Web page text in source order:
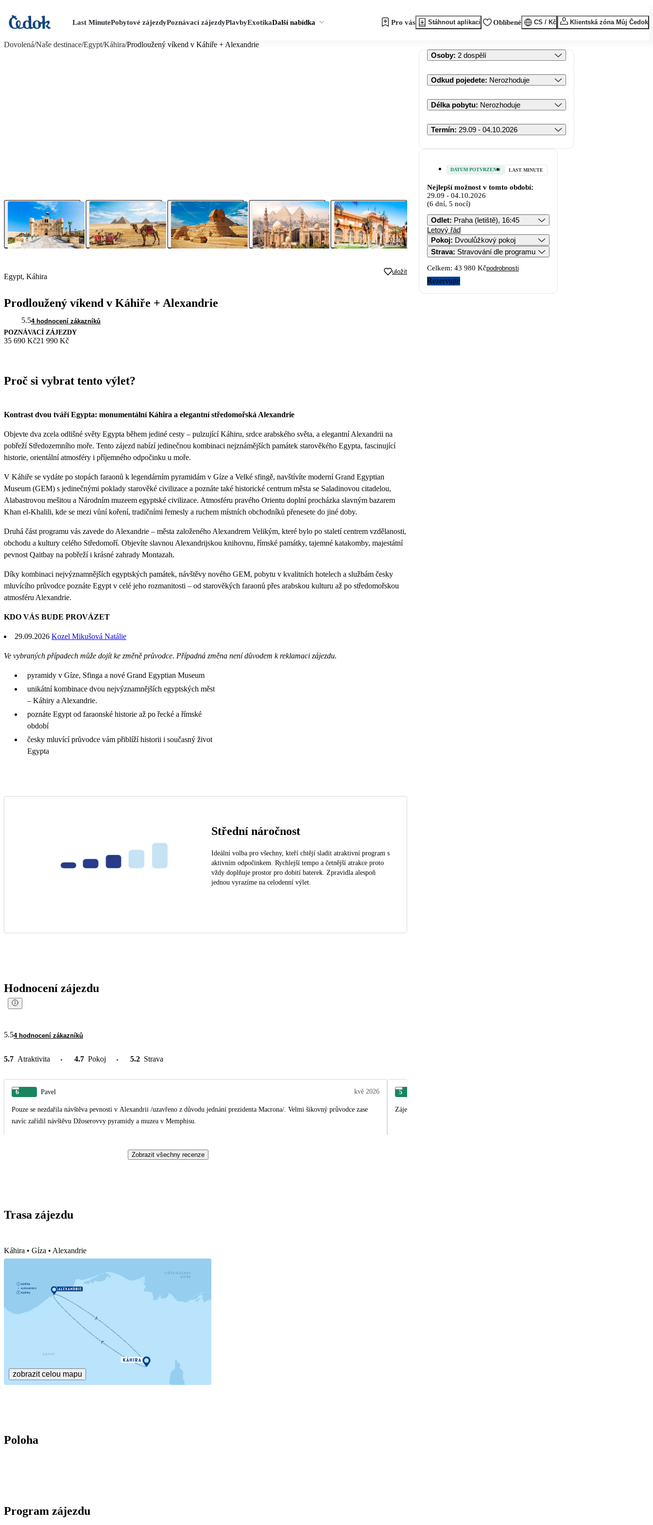
Last MinutePobytové zájezdyPoznávací zájezdyPlavbyExotikaDalší nabídka Pro vás Stáhnout aplikaci Oblíbené CS / Kč Klientská zóna Můj Čedok
Dovolená/Naše destinace/Egypt/Káhira/Prodloužený víkend v Káhiře + Alexandrie
Egypt, Káhira
uložit
Prodloužený víkend v Káhiře + Alexandrie
5.54 hodnocení zákazníků
POZNÁVACÍ ZÁJEZDY
35 690 Kč21 990 Kč
Proč si vybrat tento výlet?
Kontrast dvou tváří Egypta: monumentální Káhira a elegantní středomořská Alexandrie
Objevte dva zcela odlišné světy Egypta během jediné cesty – pulzující Káhiru, srdce arabského světa, a elegantní Alexandrii na
pobřeží Středozemního moře. Tento zájezd nabízí jedinečnou kombinaci nejznámějších památek starověkého Egypta, fascinující
historie, orientální atmosféry i příjemného odpočinku u moře.
V Káhiře se vydáte po stopách faraonů k legendárním pyramidám v Gíze a Velké sfingě, navštívíte moderní Grand Egyptian
Museum (GEM) s jedinečnými poklady starověké civilizace a poznáte také historické centrum města se Saladinovou citadelou,
Alabastrovou mešitou a Národním muzeem egyptské civilizace. Atmosféru pravého Orientu doplní procházka slavným bazarem
Khan el-Khalili, kde se mezi vůní koření, tradičními řemesly a ruchem místních obchodníků přenesete do jiné doby.
Druhá část programu vás zavede do Alexandrie – města založeného Alexandrem Velikým, které bylo po staletí centrem vzdělanosti,
obchodu a kultury celého Středomoří. Objevíte slavnou Alexandrijskou knihovnu, římské památky, tajemné katakomby, majestátní
pevnost Qaitbay na pobřeží i krásné zahrady Montazah.
Díky kombinaci nejvýznamnějších egyptských památek, návštěvy nového GEM, pobytu v kvalitních hotelech a službám česky
mluvícího průvodce poznáte Egypt v celé jeho rozmanitosti – od starověkých faraonů přes arabskou kulturu až po středomořskou
atmosféru Alexandrie.
KDO VÁS BUDE PROVÁZET
29.09.2026 Kozel Mikušová Natálie
Ve vybraných případech může dojít ke změně průvodce. Případná změna není důvodem k reklamaci zájezdu.
pyramidy v Gíze, Sfinga a nové Grand Egyptian Museum
unikátní kombinace dvou nejvýznamnějších egyptských měst
– Káhiry a Alexandrie.
poznáte Egypt od faraonské historie až po řecké a římské
období
česky mluvící průvodce vám přiblíží historii i současný život
Egypta
Střední náročnost
Ideální volba pro všechny, kteří chtějí sladit atraktivní program s
aktivním odpočinkem. Rychlejší tempo a četnější atrakce proto
vždy doplňuje prostor pro dobití baterek. Zpravidla alespoň
jednou vyrazíme na celodenní výlet.
Hodnocení zájezdu
5.54 hodnocení zákazníků
5.7 Atraktivita 4.7 Pokoj 5.2 Strava
6 Pavel kvě 2026
Pouze se nezdařila návštěva pevnosti v Alexandrii /uzavřeno z důvodu jednání prezidenta Macrona/. Velmi šikovný průvodce zase
navíc zařídil návštěvu Džoserovvy pyramidy a muzea v Memphisu.
5
Zájezd byl pěkný, velikou zásluhu na tom má skvělý průvodce Fahim Gad.
Zobrazit všechny recenze
Trasa zájezdu
Káhira • Gíza • Alexandrie
zobrazit celou mapu
Poloha
Program zájezdu
Osoby: 2 dospělí
Odkud pojedete: Nerozhoduje
Délka pobytu: Nerozhoduje
Termín: 29.09 - 04.10.2026
DATUM POTVRZENO LAST MINUTE
Nejlepší možnost v tomto období:
29.09 - 04.10.2026
(6 dní, 5 nocí)
Odlet: Praha (letiště), 16:45
Letový řád
Pokoj: Dvoulůžkový pokoj
Strava: Stravování dle programu
Celkem: 43 980 Kčpodrobnosti
Rezervujte